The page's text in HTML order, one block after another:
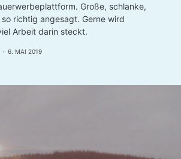
Große, schlanke,
richtig angesagt. Gerne wird
Arbeit darin steckt.
6. MAI 2019